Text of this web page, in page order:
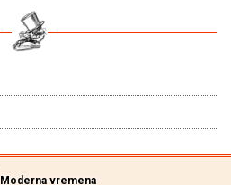
Moderna vremena